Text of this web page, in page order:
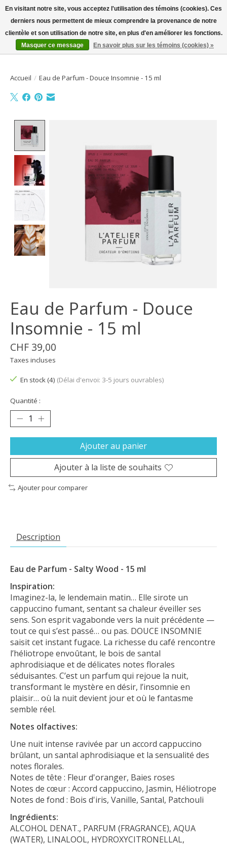
Bienvenue sur la boutique en ligne
Liste dePanier
Accueil / Eau de Parfum - Douce Insomnie - 15 ml
Eau de Parfum - Douce
Insomnie - 15 ml
CHF 39,00
Taxes incluses
En stock (4) (Délai d'envoi: 3-5 jours ouvrables)
Quantité :
Ajouter au panier
Ajouter à la liste de souhaits
Ajouter pour comparer
Description
Eau de Parfum - Salty Wood - 15 ml
Inspiration:
Imaginez-la, le lendemain matin… Elle sirote un
cappuccino fumant, sentant sa chaleur éveiller ses
sens. Son esprit vagabonde vers la nuit précédente —
tout ce qui s’est passé… ou pas. DOUCE INSOMNIE
saisit cet instant fugace. La richesse du café rencontre
l’héliotrope envoûtant, le bois de santal
aphrodisiaque et de délicates notes florales
séduisantes. C’est un parfum qui rejoue la nuit,
transformant le mystère en désir, l’insomnie en
plaisir… où la nuit devient jour et où le fantasme
semble réel.
Notes olfactives:
Une nuit intense ravivée par un accord cappuccino
brûlant, un santal aphrodisiaque et la sensualité des
notes florales.
Notes de tête : Fleur d'oranger, Baies roses
Notes de cœur : Accord cappuccino, Jasmin, Héliotrope
Notes de fond : Bois d'iris, Vanille, Santal, Patchouli
Ingrédients:
ALCOHOL DENAT., PARFUM (FRAGRANCE), AQUA
(WATER), LINALOOL, HYDROXYCITRONELLAL,
En visitant notre site, vous acceptez l'utilisation des témoins (cookies). Ces
derniers nous permettent de mieux comprendre la provenance de notre
clientèle et son utilisation de notre site, en plus d'en améliorer les fonctions.
Masquer ce message
En savoir plus sur les témoins (cookies) »